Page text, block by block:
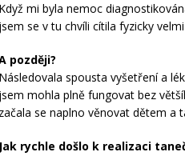
Když mi byla nemoc
jsem se v tu chvíli cítila fyzicky
později?
Následovala spousta vyšetření a
jsem mohla plně fungovat bez
začala se naplno věnovat dětem a
Jak rychle došlo k realizaci